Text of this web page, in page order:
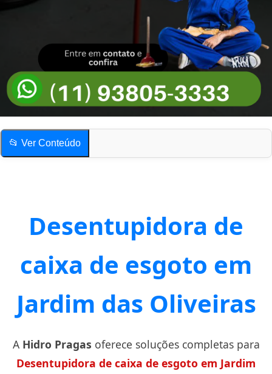
📂 Ver Conteúdo
Compartilhe esta página!
Quais os sinais mais comuns de esgoto entupido?
Desentupidora de
caixa de esgoto em
Jardim das Oliveiras
A Hidro Pragas oferece soluções completas para
Desentupidora de caixa de esgoto em Jardim